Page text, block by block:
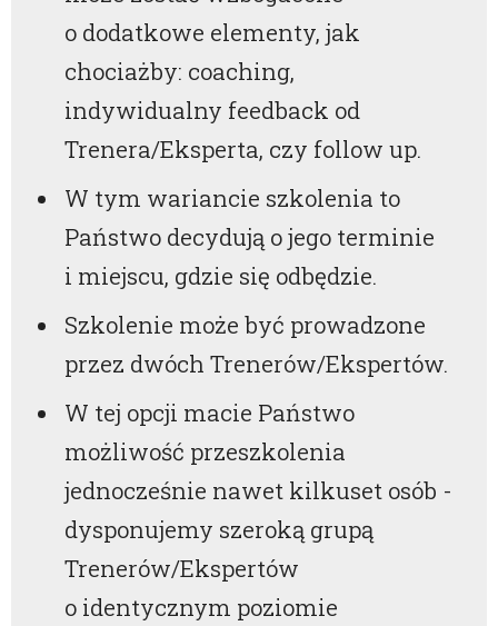
o dodatkowe elementy, jak
chociażby: coaching,
indywidualny feedback od
Trenera/Eksperta, czy follow up.
W tym wariancie szkolenia to
Państwo decydują o jego terminie
i miejscu, gdzie się odbędzie.
Szkolenie może być prowadzone
przez dwóch Trenerów/Ekspertów.
W tej opcji macie Państwo
możliwość przeszkolenia
jednocześnie nawet kilkuset osób -
dysponujemy szeroką grupą
Trenerów/Ekspertów
o identycznym poziomie